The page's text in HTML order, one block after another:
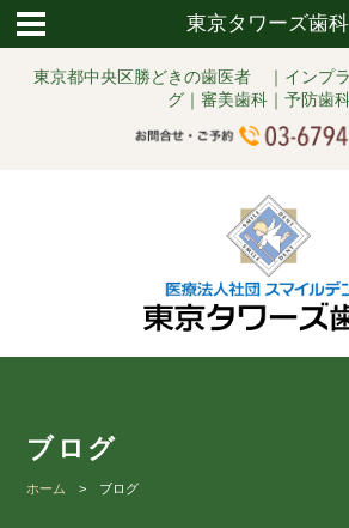
東京都中央区勝どきの歯医者 ｜インプ
グ｜審美歯科｜予防歯科
ブログ
ホーム > ブログ
東京タワーズ歯科